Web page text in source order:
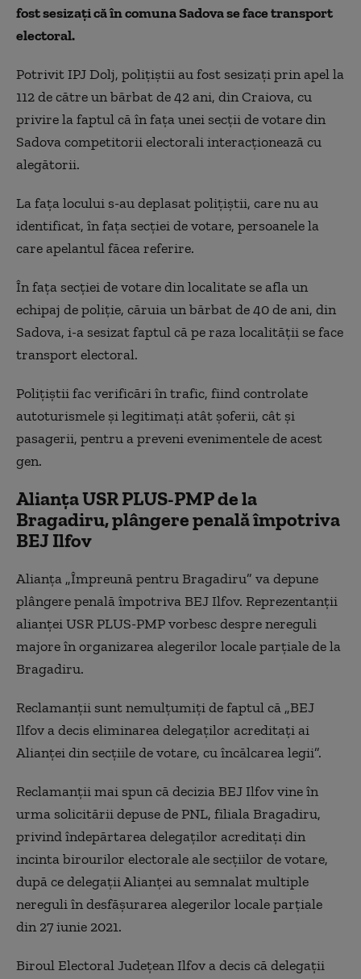
fost sesizați că în comuna Sadova se face transport
electoral.
Potrivit IPJ Dolj, poliţiştii au fost sesizaţi prin apel la
112 de către un bărbat de 42 ani, din Craiova, cu
privire la faptul că în faţa unei secţii de votare din
Sadova competitorii electorali interacţionează cu
alegătorii.
La faţa locului s-au deplasat poliţiştii, care nu au
identificat, în faţa secţiei de votare, persoanele la
care apelantul făcea referire.
În faţa secţiei de votare din localitate se afla un
echipaj de poliţie, căruia un bărbat de 40 de ani, din
Sadova, i-a sesizat faptul că pe raza localităţii se face
transport electoral.
Poliţiştii fac verificări în trafic, fiind controlate
autoturismele şi legitimaţi atât șoferii, cât şi
pasagerii, pentru a preveni evenimentele de acest
gen.
Alianța USR PLUS-PMP de la
Bragadiru, plângere penală împotriva
BEJ Ilfov
Alianța „Împreună pentru Bragadiru” va depune
plângere penală împotriva BEJ Ilfov. Reprezentanții
alianței USR PLUS-PMP vorbesc despre nereguli
majore în organizarea alegerilor locale parțiale de la
Bragadiru.
Reclamanții sunt nemulțumiți de faptul că „BEJ
Ilfov a decis eliminarea delegaților acreditați ai
Alianței din secțiile de votare, cu încălcarea legii”.
Reclamanții mai spun că decizia BEJ Ilfov vine în
urma solicitării depuse de PNL, filiala Bragadiru,
privind îndepărtarea delegaților acreditați din
incinta birourilor electorale ale secțiilor de votare,
după ce delegații Alianței au semnalat multiple
nereguli în desfășurarea alegerilor locale parțiale
din 27 iunie 2021.
Biroul Electoral Județean Ilfov a decis că delegații